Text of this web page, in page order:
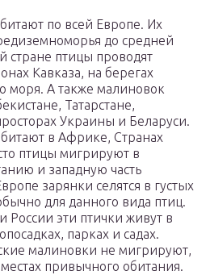
по всей Европе. Их
до средней
стране птицы проводят
Кавказа, на берегах
моря. А также малиновок
Татарстане,
Украины и Беларуси.
в Африке, Странах
птицы мигрируют в
и западную часть
зарянки селятся в густых
для данного вида птиц.
России эти птички живут в
парках и садах.
малиновки не мигрируют,
привычного обитания.